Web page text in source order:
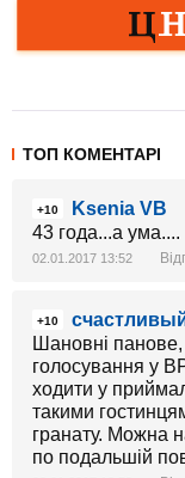
ТОП КОМЕНТАРІ
+10
Ksenia VB
43 года...а ума....
02.01.2017 13:52
+10
Шановні панове,
голосування у
ходити у
такими
гранату. Можна
по подальшій